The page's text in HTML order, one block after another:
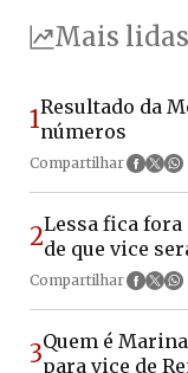
Mais
1Resultado da
números
Compartilhar
2Lessa fica fora
de que vice
Compartilhar
3Quem é
para vice de